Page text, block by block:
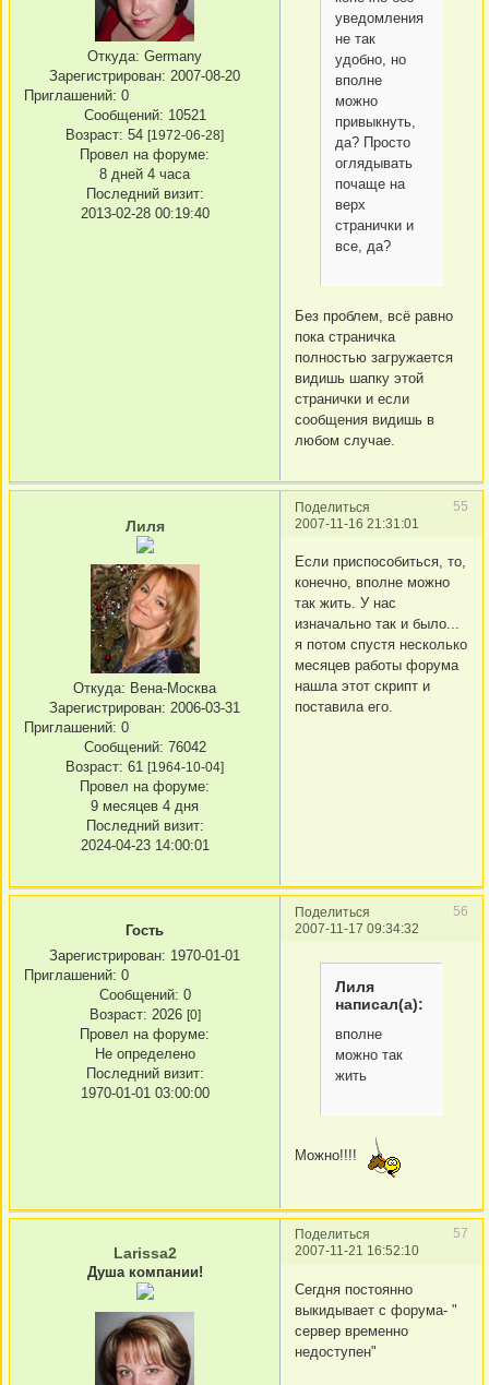
Откуда: Germany
Зарегистрирован: 2007-08-20
Приглашений: 0
Сообщений: 10521
Возраст: 54 [1972-06-28]
Провел на форуме:
8 дней 4 часа
Последний визит:
2013-02-28 00:19:40
уведомления
не так
удобно, но
вполне
можно
привыкнуть,
да? Просто
оглядывать
почаще на
верх
странички и
все, да?
Без проблем, всё равно
пока страничка
полностью загружается
видишь шапку этой
странички и если
сообщения видишь в
любом случае.
Поделиться
55
2007-11-16 21:31:01
Лиля
Откуда: Вена-Москва
Зарегистрирован: 2006-03-31
Приглашений: 0
Сообщений: 76042
Возраст: 61 [1964-10-04]
Провел на форуме:
9 месяцев 4 дня
Последний визит:
2024-04-23 14:00:01
Если приспособиться, то,
конечно, вполне можно
так жить. У нас
изначально так и было...
я потом спустя несколько
месяцев работы форума
нашла этот скрипт и
поставила его.
Поделиться
56
2007-11-17 09:34:32
Гость
Зарегистрирован: 1970-01-01
Приглашений: 0
Сообщений: 0
Возраст: 2026 [0]
Провел на форуме:
Не определено
Последний визит:
1970-01-01 03:00:00
Лиля
написал(а):
вполне
можно так
жить
Можно!!!!
Поделиться
57
2007-11-21 16:52:10
Larissa2
Душа компании!
Сегдня постоянно
выкидывает с форума- "
сервер временно
недоступен"